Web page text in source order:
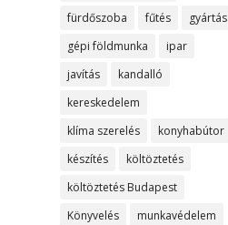
fürdőszoba
fűtés
gyártás
gépi földmunka
ipar
javítás
kandalló
kereskedelem
klíma szerelés
konyhabútor
készítés
költöztetés
költöztetés Budapest
Könyvelés
munkavédelem